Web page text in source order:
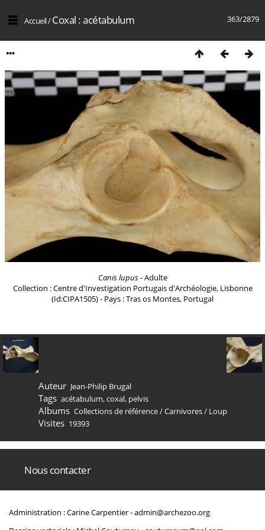
363/2879
Accueil/Coxal : acétabulum
Canis lupus- Adulte
Collection : Centre d'Investigation Portugais d'Archéologie, Lisbonne
(Id:CIPA1505) - Pays : Tras os Montes, Portugal
Auteur Jean-Philip Brugal
Tags acétabulum,coxal, pelvis
Albums Collections de référence/Carnivores/ Loup
Visites 19393
Nous contacter
Administration : Carine Carpentier -admin@archezoo.org